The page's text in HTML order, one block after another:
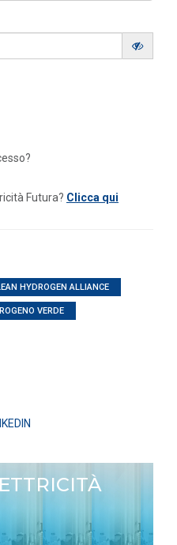
Futura? Clicca qui
HYDROGEN ALLIANCE
VERDE